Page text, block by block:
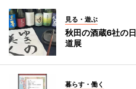
見る・遊ぶ
秋田の酒蔵6社の
道展
暮らす・働く